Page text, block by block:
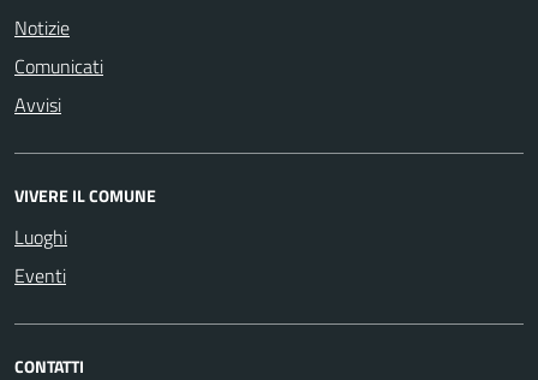
Notizie
Comunicati
Avvisi
VIVERE IL COMUNE
Luoghi
Eventi
CONTATTI